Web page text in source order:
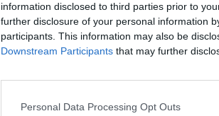
information disclosed to third parties prior to
further disclosure of your personal information
participants. This information may also be
Downstream Participants that may further
Personal Data Processing Opt Outs